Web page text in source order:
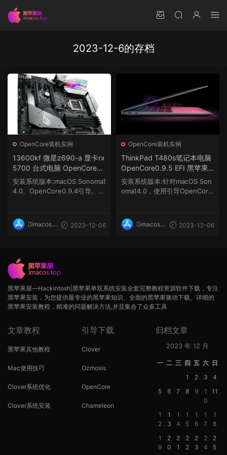
2023-12-6的存档
OpenCore装机实例
13600kf 微星z690-a 显卡rx
5700 台式电脑 OpenCore0.
9.4 EFI 黑苹果 macOS Hack
intosh
安装系统版本:macOS Sonoma1
4.0。OpenCore0.9.4引导。需
imacos.t
2023-12-06
OpenCore装机实例
ThinkPad T480s笔记本电脑
OpenCore0.9.5 EFI 黑苹果
macOS Hackintosh
安装系统版本:针对macOS Son
oma14.0，使用引导OpenCore
imacos.t
2023-12-06
黑苹果屋—Hackintosh|黑苹果单双系统安装全套完整教程资源软件下载，专注
黑苹果安装，为您提供最专业的黑苹果知识、全面的黑苹果驱动下载、详细的
黑苹果安装教程，精准的问题解决方法,并且集合了众多工具
文章教程
黑苹果其他教程
Mac使用技巧
Clover系统优化
Clover系统安装
引导下载
Clover
Ozmosis
OpenCore
Chameleon
归档文章
2023 年 12 月
一 二 三 四 五 六 日
1
2 3
4
5
6 7 8 9
1
0
11
1
2
1
3
1
4
1
5
1
6
1
7
1
8
1
9
2
0
2
1
2
2
2
3
2
4
2
5